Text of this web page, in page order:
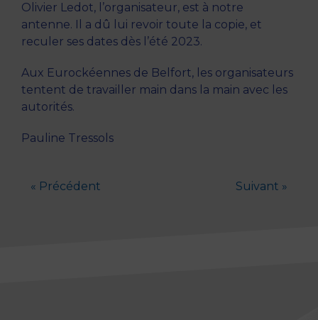
Olivier Ledot, l’organisateur, est à notre
antenne. Il a dû lui revoir toute la copie, et
reculer ses dates dès l’été 2023.
Aux Eurockéennes de Belfort, les organisateurs
tentent de travailler main dans la main avec les
autorités.
Pauline Tressols
« Précédent Suivant »